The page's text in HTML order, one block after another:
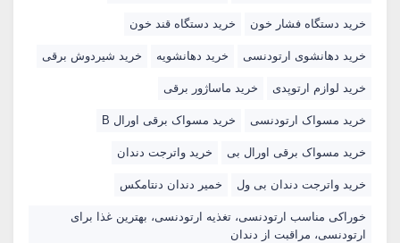
خرید دستگاه فشار خون خرید دستگاه قند خون
خرید دهانشوی ارتودنسی خرید دهانشویه خرید شیردوش برقی
خرید لوازم ارتوپدی خرید ماساژور برقی
خرید مسواک ارتودنسی خرید مسواک برقی اورال B
خرید مسواک برقی اورال بی خرید واترجت دندان
خرید واترجت دندان بی ول خمیر دندان دنتامکس
خوراکی مناسب ارتودنسی، تغذیه ارتودنسی، بهترین غذا برای
ارتودنسی، مراقبت از دندان